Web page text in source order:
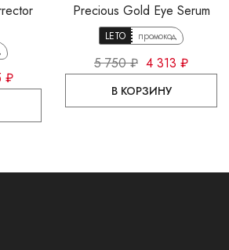
₽
Precious Gold Eye Serum
LETO промокод
5 750 ₽ 4 313 ₽
В КОРЗИНУ